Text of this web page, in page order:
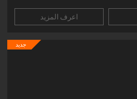
اعرف المزيد
جديد